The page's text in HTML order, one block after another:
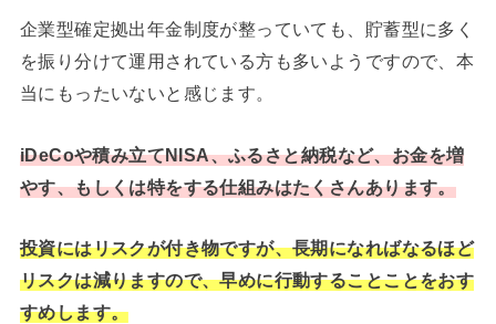
企業型確定拠出年金制度が整っていても、貯蓄型に多く
を振り分けて運用されている方も多いようですので、本
当にもったいないと感じます。
iDeCoや積み立てNISA、ふるさと納税など、お金を増
やす、もしくは特をする仕組みはたくさんあります。
投資にはリスクが付き物ですが、長期になればなるほど
リスクは減りますので、早めに行動することことをおす
すめします。